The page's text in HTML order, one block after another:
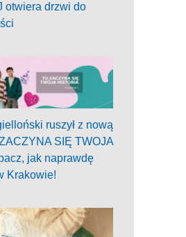
otwiera drzwi do
ruszył z nową
SIĘ TWOJA
jak naprawdę
Krakowie!